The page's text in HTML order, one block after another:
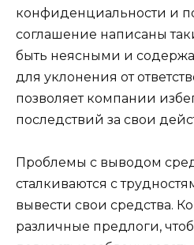
конфиденциальности и
соглашение написаны
быть неясными и
для уклонения от
позволяет компании
последствий за свои
Проблемы с выводом
сталкиваются с
вывести свои средства.
различные предлоги,